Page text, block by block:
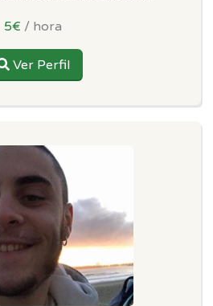
5€ / hora
Ver Perfil